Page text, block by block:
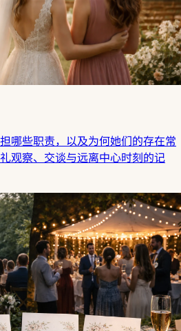
哪些职责，以及为何她们的存在常
观察、交谈与远离中心时刻的记